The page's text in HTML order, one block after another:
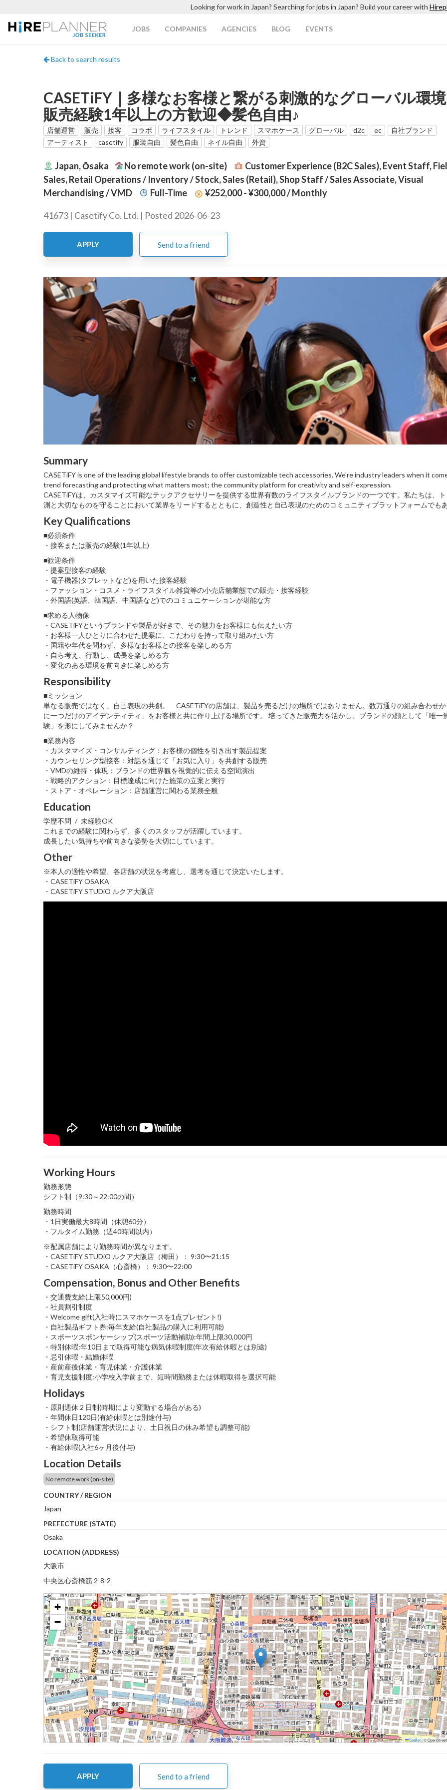
Looking for work in Japan? Searching for jobs in Japan? Build your career with
JOBS COMPANIES AGENCIES BLOG EVENTS
Back to search results
CASETiFY｜多様なお客様と繋がる刺激的なグローバル環境
販売経験1年以上の方歓迎◆髪色自由♪
店舗運営 販売 接客 コラボ ライフスタイル トレンド スマホケース グローバル d2c ec
自社ブランド
アーティスト
casetify 服装自由 髪色自由 ネイル自由 外資
Japan, Ōsaka No remote work (on-site)
Customer Experience (B2C Sales), Event Staff,
Sales, Retail Operations / Inventory / Stock, Sales (Retail), Shop Staff / Sales Associate, Visual
Merchandising / VMD
Full-Time ¥252,000 - ¥300,000/ Monthly
41673 | Casetify Co. Ltd. | Posted 2026-06-23
APPLY Send to a friend
Summary
CASETiFY is one of the leading global lifestyle brands to offer customizable tech accessories. We're industry leaders when it
trend forecasting and protecting what matters most; the community platform for creativity and self-expression.
CASETiFYは、カスタマイズ可能なテックアクセサリーを提供する世界有数のライフスタイルブランドの一つです。私たちは、
測と大切なものを守ることにおいて業界をリードするとともに、創造性と自己表現のためのコミュニティプラットフォームでもあ
Key Qualifications
■必須条件
・接客または販売の経験(1年以上)
■歓迎条件
・提案型接客の経験
・電子機器(タブレットなど)を用いた接客経験
・ファッション・コスメ・ライフスタイル雑貨等の小売店舗業態での販売・接客経験
・外国語(英語、韓国語、中国語など)でのコミュニケーションが堪能な方
■求める人物像
・CASETiFYというブランドや製品が好きで、その魅力をお客様にも伝えたい方
・お客様一人ひとりに合わせた提案に、こだわりを持って取り組みたい方
・国籍や年代を問わず、多様なお客様との接客を楽しめる方
・自ら考え、行動し、成長を楽しめる方
・変化のある環境を前向きに楽しめる方
Responsibility
■ミッション
単なる販売ではなく、自己表現の共創。 CASETiFYの店舗は、製品を売るだけの場所ではありません。数万通りの組み合わせ
に一つだけのアイデンティティ」をお客様と共に作り上げる場所です。 培ってきた販売力を活かし、ブランドの顔として「唯一
験」を形にしてみませんか？
■業務内容
・カスタマイズ・コンサルティング：お客様の個性を引き出す製品提案
・カウンセリング型接客：対話を通じて「お気に入り」を共創する販売
・VMDの維持・体現：ブランドの世界観を視覚的に伝える空間演出
・戦略的アクション：目標達成に向けた施策の立案と実行
・ストア・オペレーション：店舗運営に関わる業務全般
Education
学歴不問 / 未経験OK
これまでの経験に関わらず、多くのスタッフが活躍しています。
成長したい気持ちや前向きな姿勢を大切にしています。
Other
※本人の適性や希望、各店舗の状況を考慮し、選考を通じて決定いたします。
・CASETiFY OSAKA
・CASETiFY STUDiO ルクア大阪店
Working Hours
勤務形態
シフト制（9:30～22:00の間）
勤務時間
・1日実働最大8時間（休憩60分）
・フルタイム勤務（週40時間以内）
※配属店舗により勤務時間が異なります。
・CASETiFY STUDiO ルクア大阪店（梅田）： 9:30〜21:15
・CASETiFY OSAKA（心斎橋）： 9:30〜22:00
Compensation, Bonus and Other Benefits
・交通費支給(上限50,000円)
・社員割引制度
・Welcome gift(入社時にスマホケースを1点プレゼント!)
・自社製品ギフト券:毎年支給(自社製品の購入に利用可能)
・スポーツスポンサーシップ(スポーツ活動補助):年間上限30,000円
・特別休暇:年10日まで取得可能な病気休暇制度(年次有給休暇とは別途)
・忌引休暇・結婚休暇
・産前産後休業・育児休業・介護休業
・育児支援制度:小学校入学前まで、短時間勤務または休暇取得を選択可能
Holidays
・原則週休 2 日制(時期により変動する場合がある)
・年間休日120日(有給休暇とは別途付与)
・シフト制(店舗運営状況により、土日祝日の休み希望も調整可能)
・希望休取得可能
・有給休暇(入社6ヶ月後付与)
Location Details
No remote work (on-site)
COUNTRY / REGION
Japan
PREFECTURE (STATE)
Ōsaka
LOCATION (ADDRESS)
大阪市
中央区心斎橋筋 2-8-2
+
−
Leaflet|©
APPLY Send to a friend